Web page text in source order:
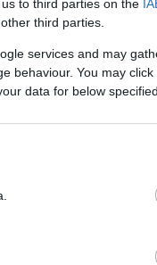
to third parties on the
third parties.
services and may
behaviour. You may
data for below
New York
kutyákat
az
úgy